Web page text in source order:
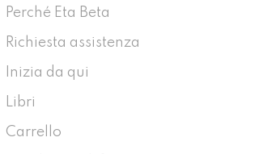
Perché Eta Beta
Richiesta assistenza
Inizia da qui
Libri
Carrello